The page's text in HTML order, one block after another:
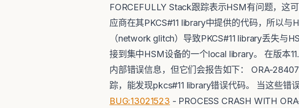
FORCEFULLY Stack跟踪表示HSM有问题，这
应商在其PKCS#11 library中提供的代码，所以
（network glitch）导致PKCS#11 library丢失与
接到集中HSM设备的一个local library。 在版本
内部错误信息，但它们会报告如下： ORA-
踪，能发现pkcs#11 library错误代码。 当这些错
BUG:13021523 - PROCESS CRASH WITH